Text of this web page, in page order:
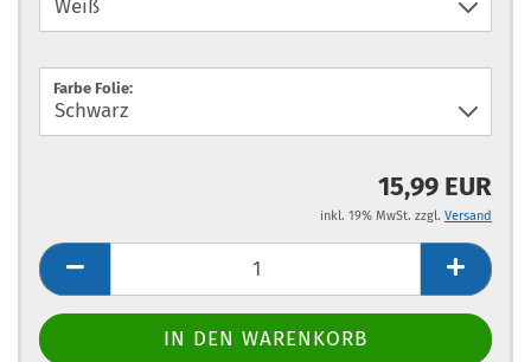
Farbe Folie:
15,99 EUR
inkl. 19% MwSt. zzgl. Versand